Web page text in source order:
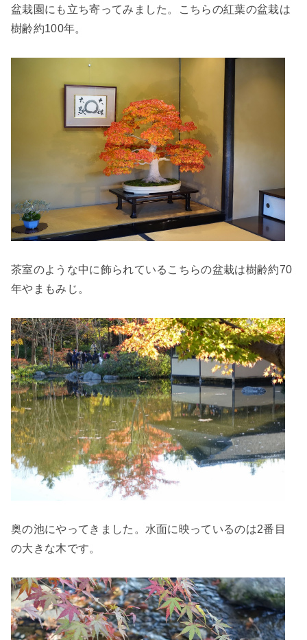
盆栽園にも立ち寄ってみました。こちらの紅葉の盆栽は
樹齢約100年。
茶室のような中に飾られているこちらの盆栽は樹齢約70
年やまもみじ。
奥の池にやってきました。水面に映っているのは2番目
の大きな木です。